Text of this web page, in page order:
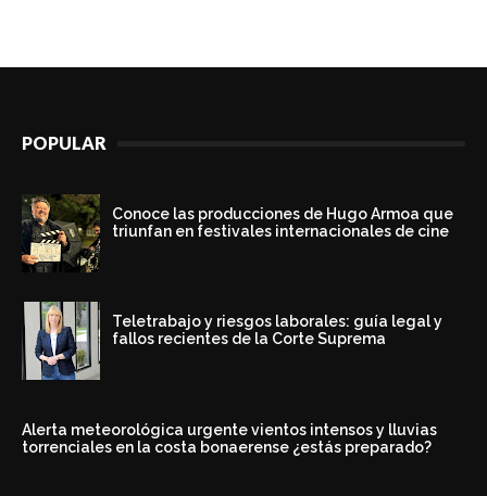
POPULAR
Conoce las producciones de Hugo Armoa que
triunfan en festivales internacionales de cine
Teletrabajo y riesgos laborales: guía legal y
fallos recientes de la Corte Suprema
Alerta meteorológica urgente vientos intensos y lluvias
torrenciales en la costa bonaerense ¿estás preparado?